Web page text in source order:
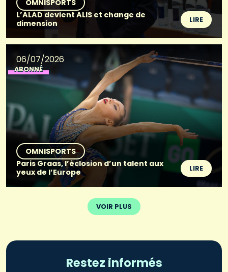
OMNISPORTS
L’ALAD devient ALIS et change de
dimension
LIRE
06/07/2026
ABONNÉ
OMNISPORTS
Paris Graas, l’éclosion d’un talent aux
yeux de l’Europe
LIRE
VOIR PLUS
Restez informés